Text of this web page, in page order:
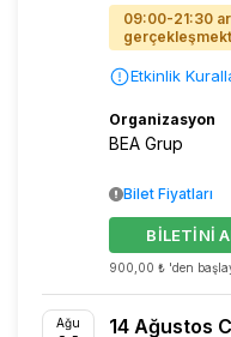
09:00-21:30
Etkinlik
Organizasyon
BEA Grup
900,00 ₺ 'den
BİLETİNİ
Bilet Fiyatları
Ağu 14 Ağustos